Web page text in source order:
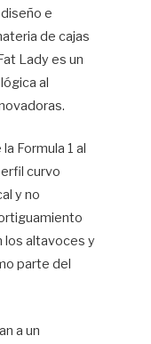
e
de cajas
Lady es un
al
Formula 1 al
curvo
y no
los altavoces y
parte del
a un